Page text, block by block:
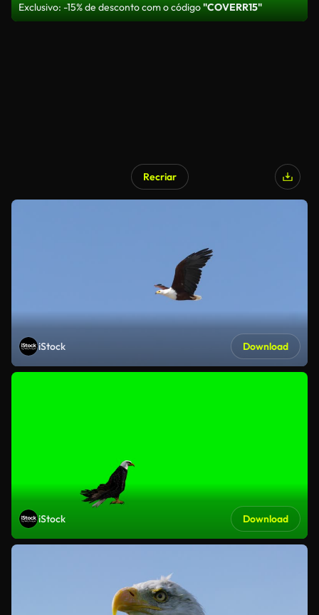
Exclusivo: -15% de desconto com o código"COVERR15"
Recriar
iStock Download
iStock Download